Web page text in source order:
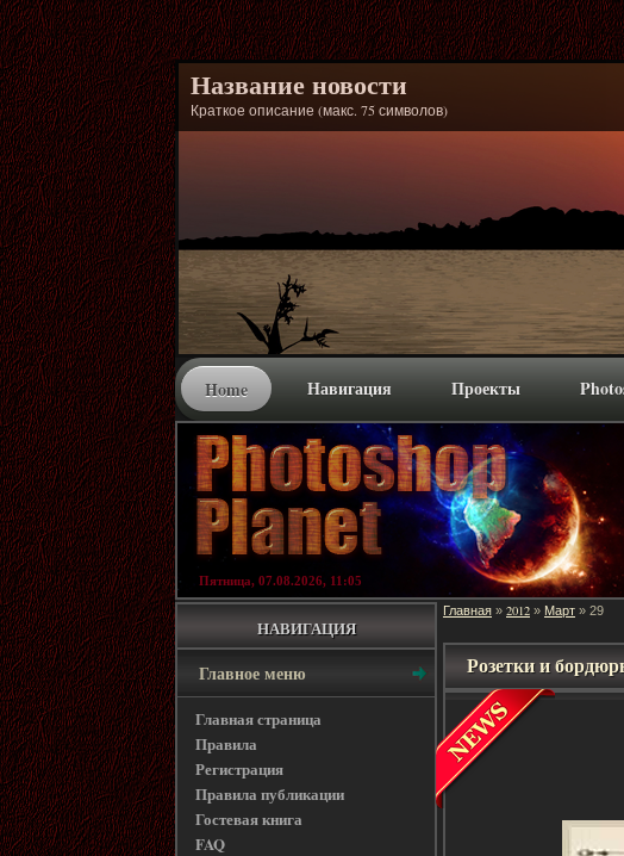
Название новости
Краткое описание (макс. 75 символов)
Home Навигация Проекты
Пятница, 07.08.2026, 11:05
НАВИГАЦИЯ
Главное меню
Главная страница
Правила
Регистрация
Правила публикации
Гостевая книга
FAQ
Главная » 2012 » Март » 29
Розетки и